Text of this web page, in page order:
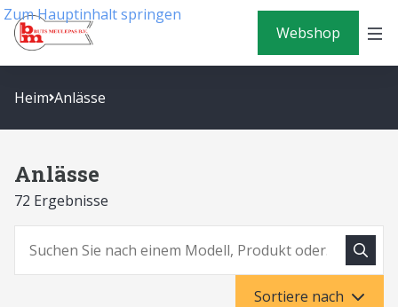
Zum Hauptinhalt springen
Webshop
Heim Anlässe
Anlässe
72 Ergebnisse
Suchen
Sortiere nach